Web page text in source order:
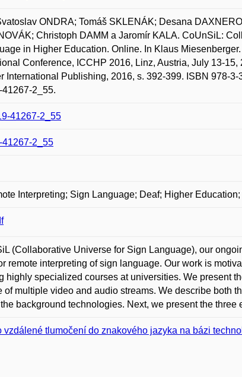
ONDRA; Tomáš SKLENÁK; Desana
Christoph DAMM a Jaromír KALA. CoUnSiL:
in Higher Education. Online. In Klaus
Conference, ICCHP 2016, Linz, Austria, July 13-15,
International Publishing, 2016, s. 392-399. ISBN 978-
41267-2_55.
41267-2_55
41267-2_55
Interpreting; Sign Language; Deaf; Higher
(Collaborative Universe for Sign Language), our
remote interpreting of sign language. Our work is
highly specialized courses at universities. We present
of multiple video and audio streams. We describe both
background technologies. Next, we present the three
tlumočení do znakového jazyka na bázi